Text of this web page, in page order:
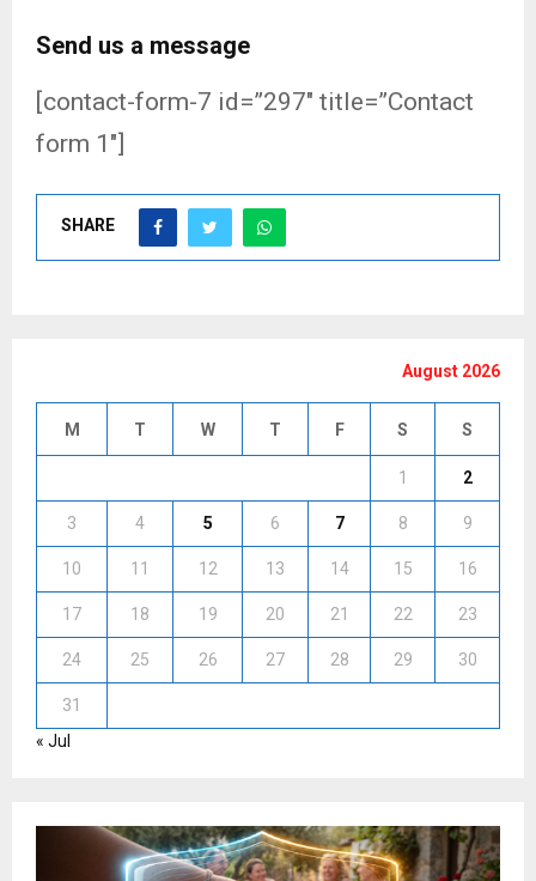
Send us a message
[contact-form-7 id=”297″ title=”Contact
form 1″]
SHARE
August 2026
M T W T F S S
1 2
3 4 5 6 7 8 9
10 11 12 13 14 15 16
17 18 19 20 21 22 23
24 25 26 27 28 29 30
31
« Jul